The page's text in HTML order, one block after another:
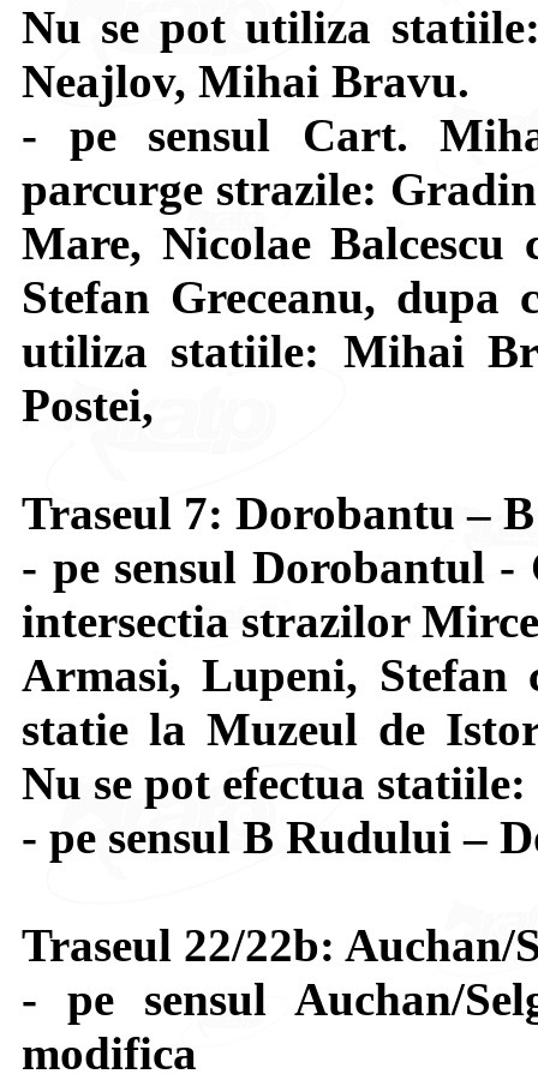
Nu se pot utiliza
Neajlov, Mihai Bravu.
- pe sensul Cart.
parcurge strazile:
Mare, Nicolae
Stefan Greceanu, dupa
utiliza statiile: Mihai
Postei,
Traseul 7: Dorobantu –
- pe sensul Dorobantul
intersectia strazilor
Armasi, Lupeni, Stefan
statie la Muzeul de
Nu se pot efectua
- pe sensul B Rudului –
Traseul 22/22b:
- pe sensul Auchan/
modifica